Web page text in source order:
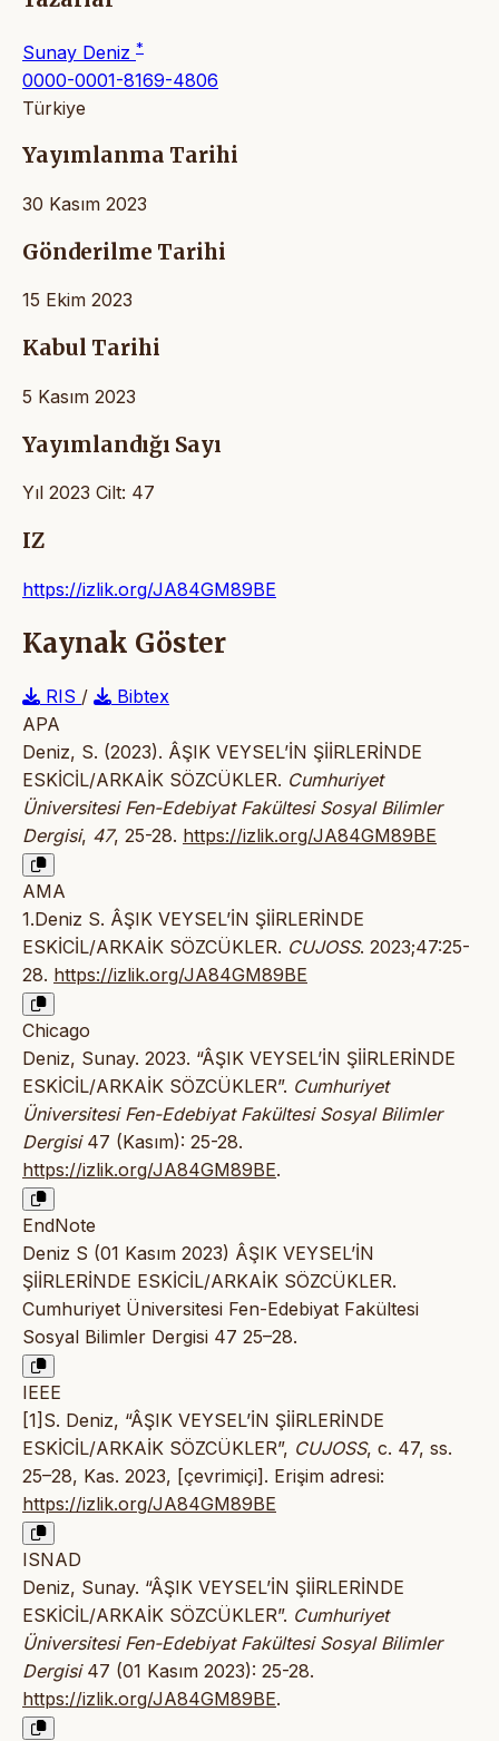
Sunay Deniz *
0000-0001-8169-4806
Türkiye
Yayımlanma Tarihi
30 Kasım 2023
Gönderilme Tarihi
15 Ekim 2023
Kabul Tarihi
5 Kasım 2023
Yayımlandığı Sayı
Yıl 2023 Cilt: 47
IZ
https://izlik.org/JA84GM89BE
Kaynak Göster
RIS /
Bibtex
APA
Deniz, S. (2023). ÂŞIK VEYSEL’İN ŞİİRLERİNDE
ESKİCİL/ARKAİK SÖZCÜKLER. Cumhuriyet
Üniversitesi Fen-Edebiyat Fakültesi Sosyal Bilimler
Dergisi, 47, 25-28. https://izlik.org/JA84GM89BE
AMA
1.Deniz S. ÂŞIK VEYSEL’İN ŞİİRLERİNDE
ESKİCİL/ARKAİK SÖZCÜKLER. CUJOSS. 2023;47:25-
28. https://izlik.org/JA84GM89BE
Chicago
Deniz, Sunay. 2023. “ÂŞIK VEYSEL’İN ŞİİRLERİNDE
ESKİCİL/ARKAİK SÖZCÜKLER”. Cumhuriyet
Üniversitesi Fen-Edebiyat Fakültesi Sosyal Bilimler
Dergisi47 (Kasım): 25-28.
https://izlik.org/JA84GM89BE.
EndNote
Deniz S (01 Kasım 2023) ÂŞIK VEYSEL’İN
ŞİİRLERİNDE ESKİCİL/ARKAİK SÖZCÜKLER.
Cumhuriyet Üniversitesi Fen-Edebiyat Fakültesi
Sosyal Bilimler Dergisi 47 25–28.
IEEE
[1]S. Deniz, “ÂŞIK VEYSEL’İN ŞİİRLERİNDE
ESKİCİL/ARKAİK SÖZCÜKLER”, CUJOSS, c. 47, ss.
25–28, Kas. 2023, [çevrimiçi]. Erişim adresi:
https://izlik.org/JA84GM89BE
ISNAD
Deniz, Sunay. “ÂŞIK VEYSEL’İN ŞİİRLERİNDE
ESKİCİL/ARKAİK SÖZCÜKLER”. Cumhuriyet
Üniversitesi Fen-Edebiyat Fakültesi Sosyal Bilimler
Dergisi47 (01 Kasım 2023): 25-28.
https://izlik.org/JA84GM89BE.